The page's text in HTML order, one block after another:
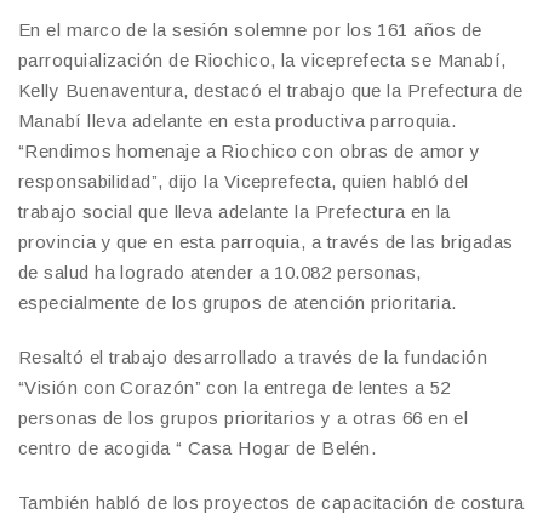
En el marco de la sesión solemne por los 161 años de
parroquialización de Riochico, la viceprefecta se Manabí,
Kelly Buenaventura, destacó el trabajo que la Prefectura de
Manabí lleva adelante en esta productiva parroquia.
“Rendimos homenaje a Riochico con obras de amor y
responsabilidad”, dijo la Viceprefecta, quien habló del
trabajo social que lleva adelante la Prefectura en la
provincia y que en esta parroquia, a través de las brigadas
de salud ha logrado atender a 10.082 personas,
especialmente de los grupos de atención prioritaria.
Resaltó el trabajo desarrollado a través de la fundación
“Visión con Corazón” con la entrega de lentes a 52
personas de los grupos prioritarios y a otras 66 en el
centro de acogida “ Casa Hogar de Belén.
También habló de los proyectos de capacitación de costura